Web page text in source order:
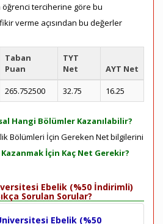
terciherine göre bu
verme açısından bu değerler
Taban
Puan
TYT
Net
AYT Net
265.752500 32.75 16.25
Hangi Bölümler Kazanılabilir?
Bölümleri İçin Gereken Net bilgilerini
İçin Kaç Net Gerekir?
Ebelik (%50 İndirimli)
Sorulan Sorular?
Ebelik (%50